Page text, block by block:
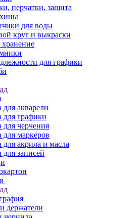
перчатки, защита
для воды
круг и выкраски
для графики
для акварели
для графики
для черчения
для маркеров
для акрила и масла
для записей
держатели